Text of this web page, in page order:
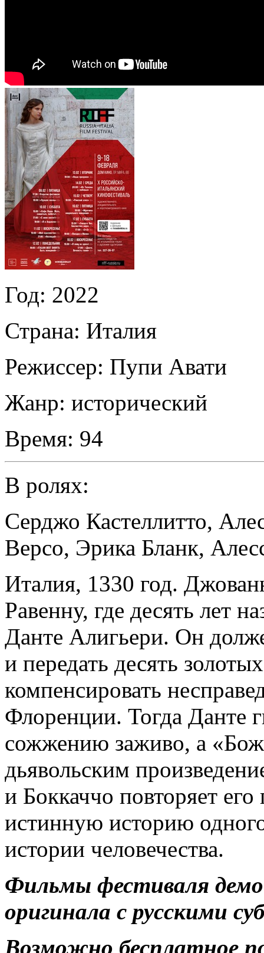
Год: 2022
Страна: Италия
Режиссер: Пупи Авати
Жанр: исторический
Время: 94
В ролях:
Серджо Кастеллитто,
Версо, Эрика Бланк,
Италия, 1330 год.
Равенну, где десять лет
Данте Алигьери. Он
и передать десять
компенсировать
Флоренции. Тогда Данте
сожжению заживо, а
дьявольским
и Боккаччо повторяет его
истинную историю
истории человечества.
Фильмы фестиваля
оригинала с русскими
Возможно бесплатное